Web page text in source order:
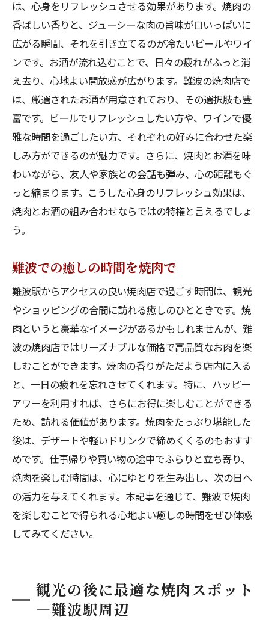
は、心身をリフレッシュさせる効果があります。焼肉の
香ばしい香りと、ジューシーな肉の旨味が口いっぱいに
広がる瞬間、それを引き立てるのが冷たいビールやワイ
ンです。お酒が流れ込むことで、日々の疲れがふっと消
え去り、心地よい開放感が広がります。難波の焼肉店で
は、厳選されたお酒が用意されており、その選択肢も豊
富です。ビールでリフレッシュしたい方や、ワインで優
雅な時間を過ごしたい方、それぞれの好みに合わせた楽
しみ方ができるのが魅力です。さらに、焼肉とお酒を味
わいながら、友人や家族との会話も弾み、心の距離もぐ
っと縮まります。こうした心身のリフレッシュ効果は、
焼肉とお酒の組み合わせならではの特権と言えるでしょ
う。
難波での癒しの時間を焼肉で
難波駅からアクセスの良い焼肉店で過ごす時間は、観光
やショッピングの合間に訪れる癒しのひとときです。焼
肉というと豪華なイメージがあるかもしれませんが、難
波の焼肉店ではリーズナブルな価格で高品質なお肉を楽
しむことができます。焼肉の香りがただよう店内に入る
と、一日の疲れを忘れさせてくれます。特に、ハッピー
アワーを利用すれば、さらにお得に楽しむことができる
ため、訪れる価値があります。焼肉をたっぷり堪能した
後は、デザートや軽いドリンクで締めくくるのもおすす
めです。仕事帰りや買い物の途中でふらりと立ち寄り、
焼肉を楽しむ時間は、心にゆとりを生み出し、次の日へ
の活力を与えてくれます。本記事を通じて、難波で焼肉
を楽しむことで得られる心地よい癒しの時間をぜひ体感
してみてください。
観光の後に最適な焼肉スポット
—難波駅周辺